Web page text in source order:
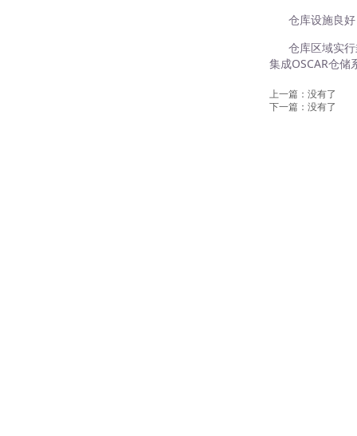
仓库设施良
仓库区域实
集成OSCAR仓
上一篇：没有了
下一篇：没有了